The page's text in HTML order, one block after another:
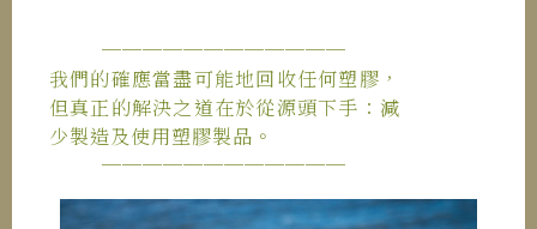
────────────
我們的確應當盡可能地回收任何塑膠，
但真正的解決之道在於從源頭下手：減
少製造及使用塑膠製品。
────────────